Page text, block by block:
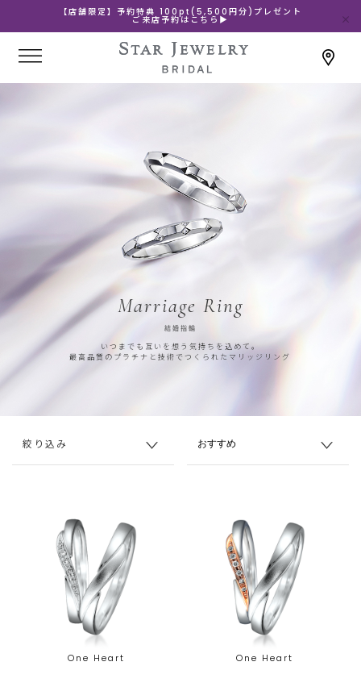
【店舗限定】予約特典 100pt(5,500円分)プレゼント
ご来店予約はこちら▶
Marriage Ring
結婚指輪
いつまでも互いを想う気持ちを込めて。
最高品質のプラチナと技術でつくられたマリッジリング
絞り込み
One Heart One Heart